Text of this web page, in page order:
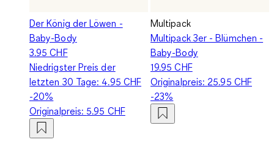
Der König der Löwen -
Baby-Body
3.95 CHF
Niedrigster Preis der
letzten 30 Tage: 4.95 CHF
-20%
Originalpreis: 5.95 CHF
Multipack
Multipack 3er - Blümchen -
Baby-Body
19.95 CHF
Originalpreis: 25.95 CHF
-23%